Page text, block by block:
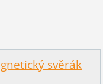
svěrák